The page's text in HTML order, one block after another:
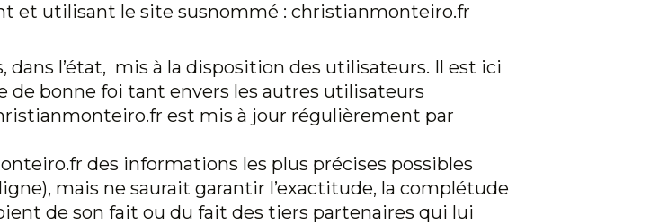
et utilisant le site susnommé : christianmonteiro.fr
dans l’état, mis à la disposition des utilisateurs. Il est ici
bonne foi tant envers les autres utilisateurs
est mis à jour régulièrement par
des informations les plus précises possibles
mais ne saurait garantir l’exactitude, la complétude
de son fait ou du fait des tiers partenaires qui lui